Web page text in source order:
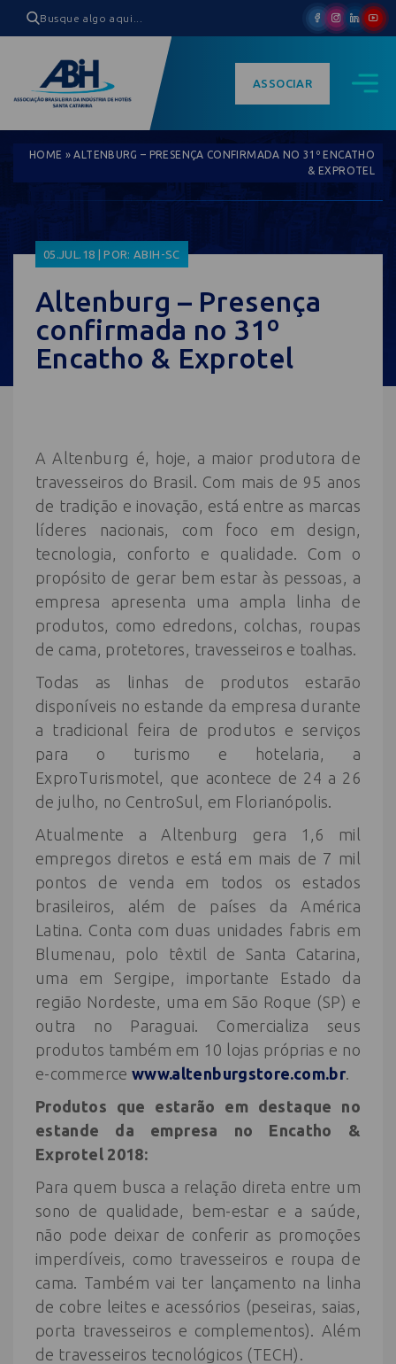
ASSOCIAR
HOME »ALTENBURG – PRESENÇA CONFIRMADA NO 31º ENCATHO
& EXPROTEL
05.JUL.18 | POR: ABIH-SC
Altenburg – Presença
confirmada no 31º
Encatho & Exprotel
A Altenburg é, hoje, a maior produtora de
travesseiros do Brasil. Com mais de 95 anos
de tradição e inovação, está entre as marcas
líderes nacionais, com foco em design,
tecnologia, conforto e qualidade. Com o
propósito de gerar bem estar às pessoas, a
empresa apresenta uma ampla linha de
produtos, como edredons, colchas, roupas
de cama, protetores, travesseiros e toalhas.
Todas as linhas de produtos estarão
disponíveis no estande da empresa durante
a tradicional feira de produtos e serviços
para o turismo e hotelaria, a
ExproTurismotel, que acontece de 24 a 26
de julho, no CentroSul, em Florianópolis.
Atualmente a Altenburg gera 1,6 mil
empregos diretos e está em mais de 7 mil
pontos de venda em todos os estados
brasileiros, além de países da América
Latina. Conta com duas unidades fabris em
Blumenau, polo têxtil de Santa Catarina,
uma em Sergipe, importante Estado da
região Nordeste, uma em São Roque (SP) e
outra no Paraguai. Comercializa seus
produtos também em 10 lojas próprias e no
e-commerce www.altenburgstore.com.br.
Produtos que estarão em destaque no
estande da empresa no Encatho &
Exprotel 2018:
Para quem busca a relação direta entre um
sono de qualidade, bem-estar e a saúde,
não pode deixar de conferir as promoções
imperdíveis, como travesseiros e roupa de
cama. Também vai ter lançamento na linha
de cobre leites e acessórios (peseiras, saias,
porta travesseiros e complementos). Além
de travesseiros tecnológicos (TECH).